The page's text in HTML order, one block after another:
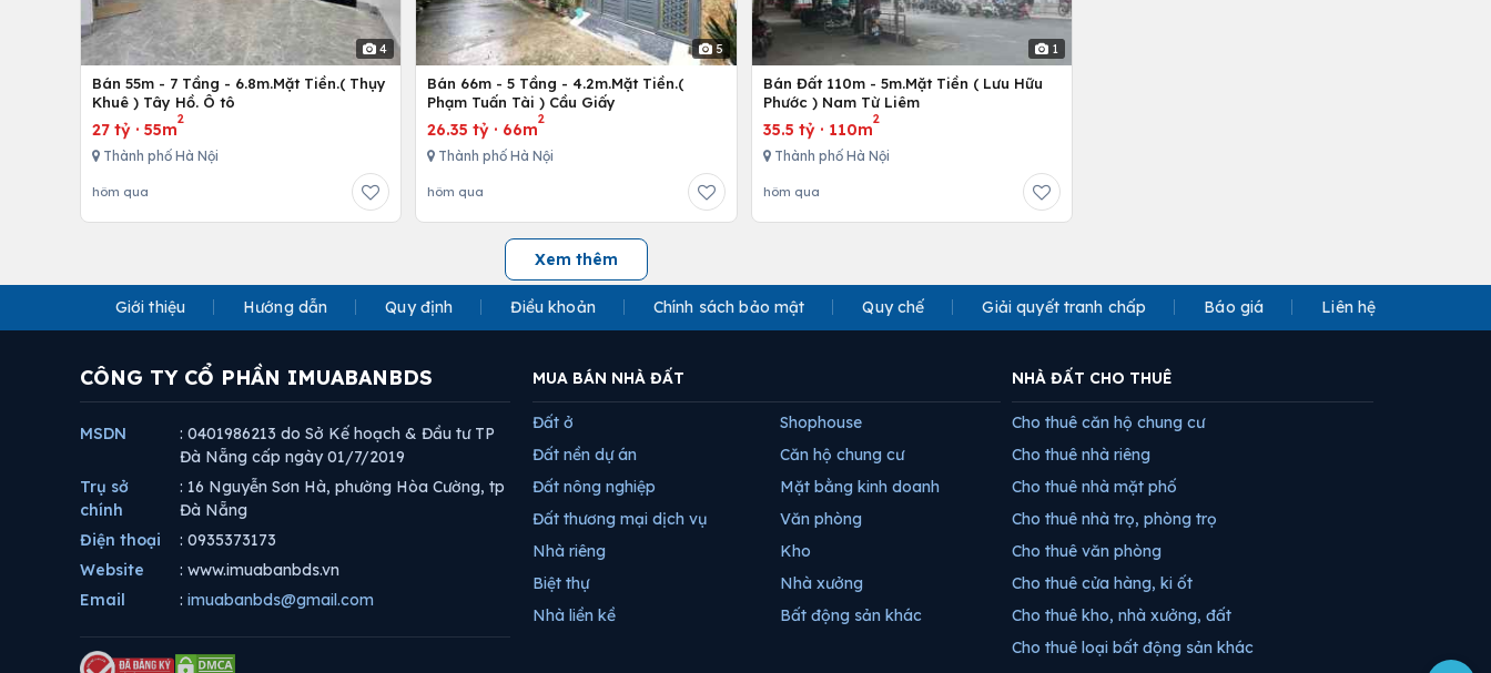
4
Bán 55m - 7 Tầng - 6.8m.Mặt Tiền.( Thụy
Khuê ) Tây Hồ. Ô tô
27 tỷ · 55m
2
Thành phố Hà Nội
hôm qua
5
Bán 66m - 5 Tầng - 4.2m.Mặt Tiền.(
Phạm Tuấn Tài ) Cầu Giấy
26.35 tỷ · 66m
2
Thành phố Hà Nội
hôm qua
1
Bán Đất 110m - 5m.Mặt Tiền ( Lưu Hữu
Phước ) Nam Từ Liêm
35.5 tỷ· 110m
2
Thành phố Hà Nội
hôm qua
Xem thêm
Giới thiệu Hướng dẫn Quy định Điều khoản Chính sách bảo mật Quy chế Giải quyết tranh chấp Báo giá Liên hệ
CÔNG TY CỔ PHẦN IMUABANBDS
MSDN
: 0401986213 do Sở Kế hoạch & Đầu tư TP
Đà Nẵng cấp ngày 01/7/2019
Trụ sở
chính
: 16 Nguyễn Sơn Hà, phường Hòa Cường, tp
Đà Nẵng
Điện thoại
: 0935373173
Website
: www.imuabanbds.vn
Email
: imuabanbds@gmail.com
MUA BÁN NHÀ ĐẤT
Đất ở
Đất nền dự án
Đất nông nghiệp
Đất thương mại dịch vụ
Nhà riêng
Biệt thự
Nhà liền kề
Shophouse
Căn hộ chung cư
Mặt bằng kinh doanh
Văn phòng
Kho
Nhà xưởng
Bất động sản khác
NHÀ ĐẤT CHO THUÊ
Cho thuê căn hộ chung cư
Cho thuê nhà riêng
Cho thuê nhà mặt phố
Cho thuê nhà trọ, phòng trọ
Cho thuê văn phòng
Cho thuê cửa hàng, ki ốt
Cho thuê kho, nhà xưởng, đất
Cho thuê loại bất động sản khác